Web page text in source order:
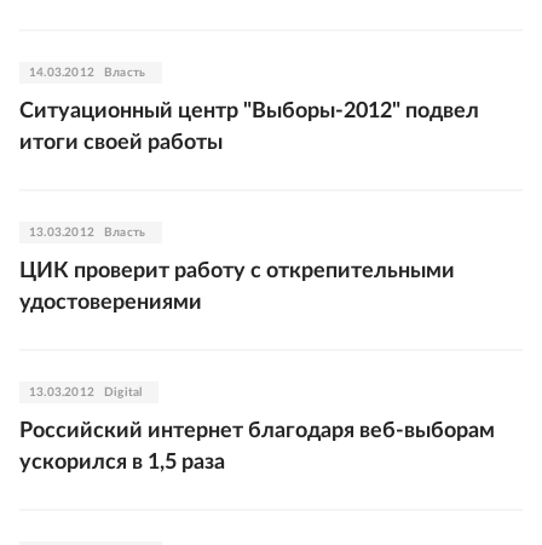
14.03.2012 Власть
Ситуационный центр "Выборы-2012" подвел
итоги своей работы
13.03.2012 Власть
ЦИК проверит работу с открепительными
удостоверениями
13.03.2012 Digital
Российский интернет благодаря веб-выборам
ускорился в 1,5 раза